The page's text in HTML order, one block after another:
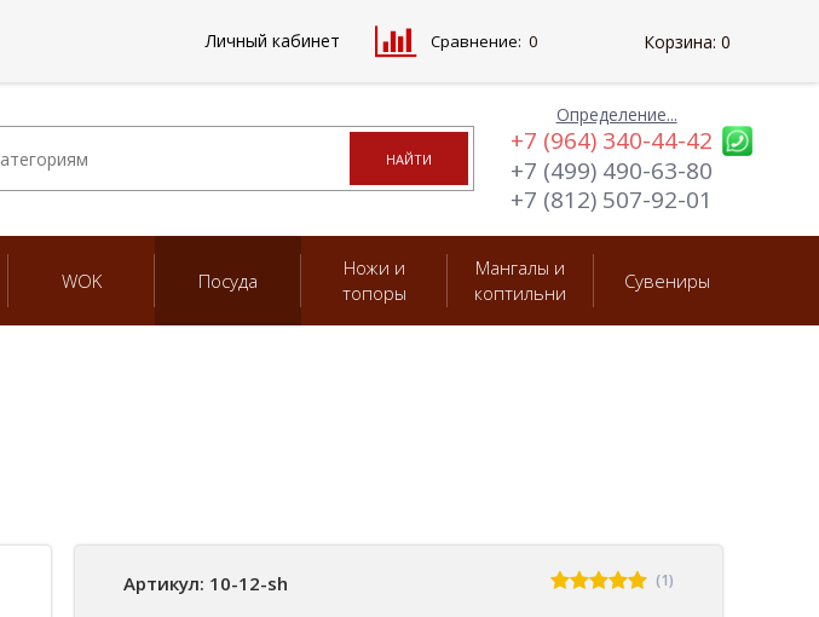
Определение...
+7 (964) 340-44-42
+7 (499) 490-63-80
+7 (812) 507-92-01
WOK Посуда
Ножи и
топоры
Мангалы и
коптильни
Сувениры
Артикул: 10-12-sh (1)
Личный кабинет Сравнение: 0 Корзина: 0